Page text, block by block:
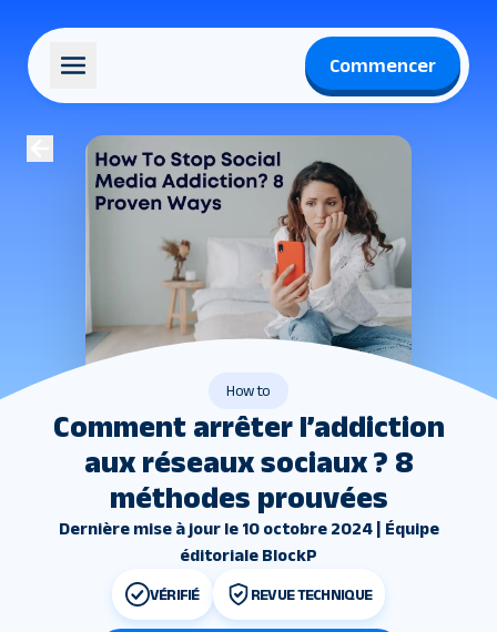
Commencer
How to
Comment arrêter l’addiction
aux réseaux sociaux ? 8
méthodes prouvées
Dernière mise à jour le 10 octobre 2024 | Équipe
éditoriale BlockP
VÉRIFIÉ REVUE TECHNIQUE